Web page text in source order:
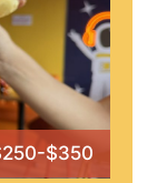
$350